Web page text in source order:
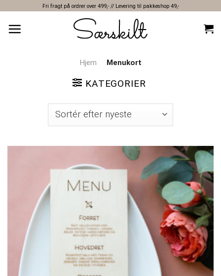
content
Fri fragt på ordrer over 499,- // Levering til pakkeshop 49,-
Hjem · Menukort
KATEGORIER